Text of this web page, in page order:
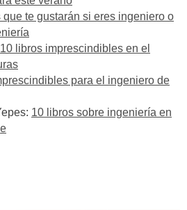
que te gustarán si eres ingeniero o
10 libros imprescindibles en el
para el ingeniero de
10 libros sobre ingeniería en